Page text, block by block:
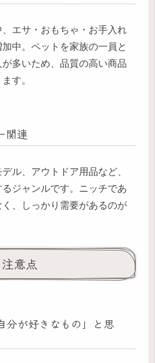
エサ・おもちゃ・お手入れ
中。ペットを家族の一員と
多いため、品質の高い商品
す。
関連
ル、アウトドア用品など、
ジャンルです。ニッチであ
、しっかり需要があるのが
意点
分が好きなもの」と思